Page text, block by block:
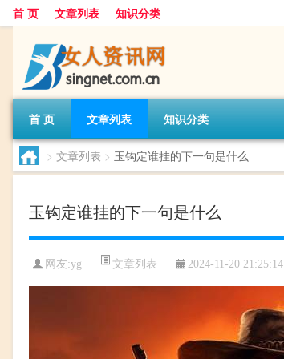
首 页 文章列表 知识分类
首 页 文章列表 知识分类
> 文章列表 > 玉钩定谁挂的下一句是什么
玉钩定谁挂的下一句是什么
网友:yg 文章列表 2024-11-20 21:25:14